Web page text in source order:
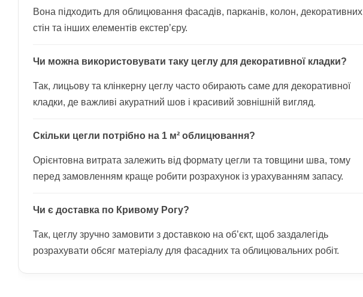
Вона підходить для облицювання фасадів, парканів, колон, декоративних
стін та інших елементів екстер’єру.
Чи можна використовувати таку цеглу для декоративної кладки?
Так, лицьову та клінкерну цеглу часто обирають саме для декоративної
кладки, де важливі акуратний шов і красивий зовнішній вигляд.
Скільки цегли потрібно на 1 м² облицювання?
Орієнтовна витрата залежить від формату цегли та товщини шва, тому
перед замовленням краще робити розрахунок із урахуванням запасу.
Чи є доставка по Кривому Рогу?
Так, цеглу зручно замовити з доставкою на об’єкт, щоб заздалегідь
розрахувати обсяг матеріалу для фасадних та облицювальних робіт.